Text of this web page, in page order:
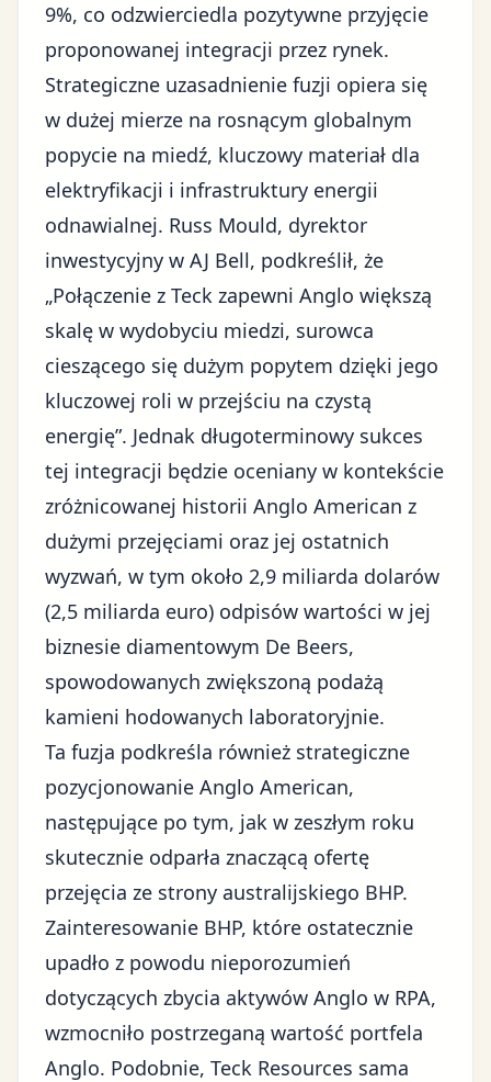
9%, co odzwierciedla pozytywne przyjęcie
proponowanej integracji przez rynek.
Strategiczne uzasadnienie fuzji opiera się
w dużej mierze na rosnącym globalnym
popycie na miedź, kluczowy materiał dla
elektryfikacji i infrastruktury energii
odnawialnej. Russ Mould, dyrektor
inwestycyjny w AJ Bell, podkreślił, że
„Połączenie z Teck zapewni Anglo większą
skalę w wydobyciu miedzi, surowca
cieszącego się dużym popytem dzięki jego
kluczowej roli w przejściu na czystą
energię”. Jednak długoterminowy sukces
tej integracji będzie oceniany w kontekście
zróżnicowanej historii Anglo American z
dużymi przejęciami oraz jej ostatnich
wyzwań, w tym około 2,9 miliarda dolarów
(2,5 miliarda euro) odpisów wartości w jej
biznesie diamentowym De Beers,
spowodowanych zwiększoną podażą
kamieni hodowanych laboratoryjnie.
Ta fuzja podkreśla również strategiczne
pozycjonowanie Anglo American,
następujące po tym, jak w zeszłym roku
skutecznie odparła znaczącą ofertę
przejęcia ze strony australijskiego BHP.
Zainteresowanie BHP, które ostatecznie
upadło z powodu nieporozumień
dotyczących zbycia aktywów Anglo w RPA,
wzmocniło postrzeganą wartość portfela
Anglo. Podobnie, Teck Resources sama